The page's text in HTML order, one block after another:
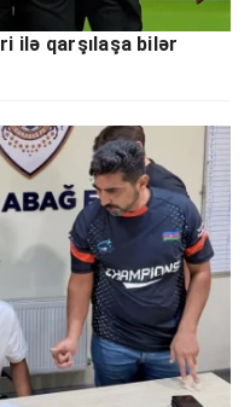
ilə qarşılaşa bilər